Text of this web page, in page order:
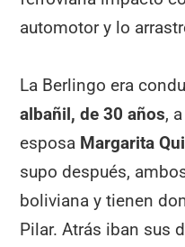
automotor y lo
La Berlingo era
albañil, de 30 años,
esposa Margarita
supo después,
boliviana y tienen
Pilar. Atrás iban sus